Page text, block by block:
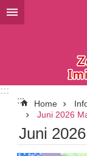
Lompat ke blok
:::
:::
Home
Juni 2026
Juni